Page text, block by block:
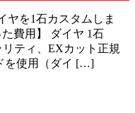
ヤを1石カスタムしま
た費用】 ダイヤ 1石
ティ、EXカット正規
を使用（ダイ […]